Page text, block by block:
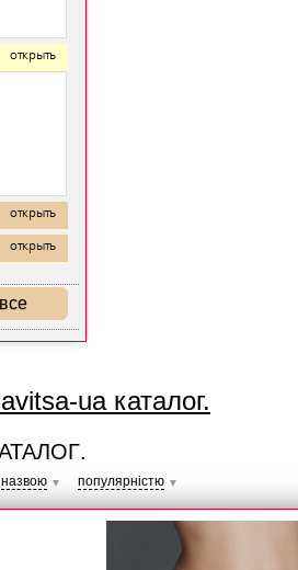
открыть
открыть
открыть
ua каталог.
назвою ▼ популярністю ▼